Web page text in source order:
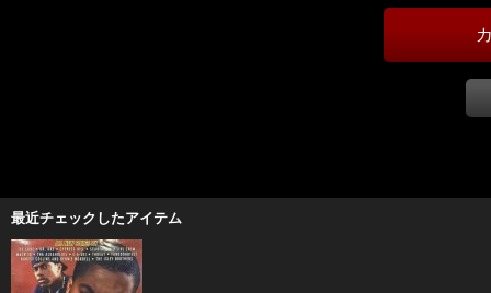
最近チェックしたアイテム